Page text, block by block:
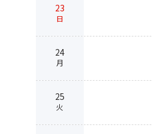
23
日
24
月
25
火